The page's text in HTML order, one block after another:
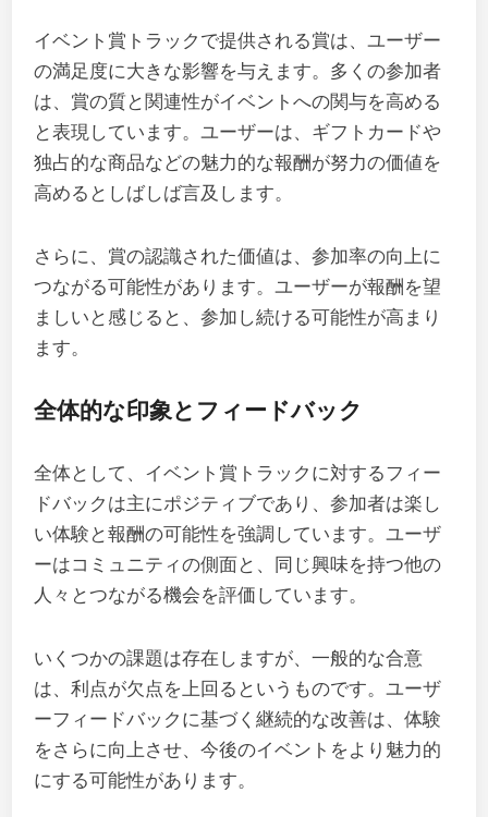
イベント賞トラックで提供される賞は、ユーザー
の満足度に大きな影響を与えます。多くの参加者
は、賞の質と関連性がイベントへの関与を高める
と表現しています。ユーザーは、ギフトカードや
独占的な商品などの魅力的な報酬が努力の価値を
高めるとしばしば言及します。
さらに、賞の認識された価値は、参加率の向上に
つながる可能性があります。ユーザーが報酬を望
ましいと感じると、参加し続ける可能性が高まり
ます。
全体的な印象とフィードバック
全体として、イベント賞トラックに対するフィー
ドバックは主にポジティブであり、参加者は楽し
い体験と報酬の可能性を強調しています。ユーザ
ーはコミュニティの側面と、同じ興味を持つ他の
人々とつながる機会を評価しています。
いくつかの課題は存在しますが、一般的な合意
は、利点が欠点を上回るというものです。ユーザ
ーフィードバックに基づく継続的な改善は、体験
をさらに向上させ、今後のイベントをより魅力的
にする可能性があります。